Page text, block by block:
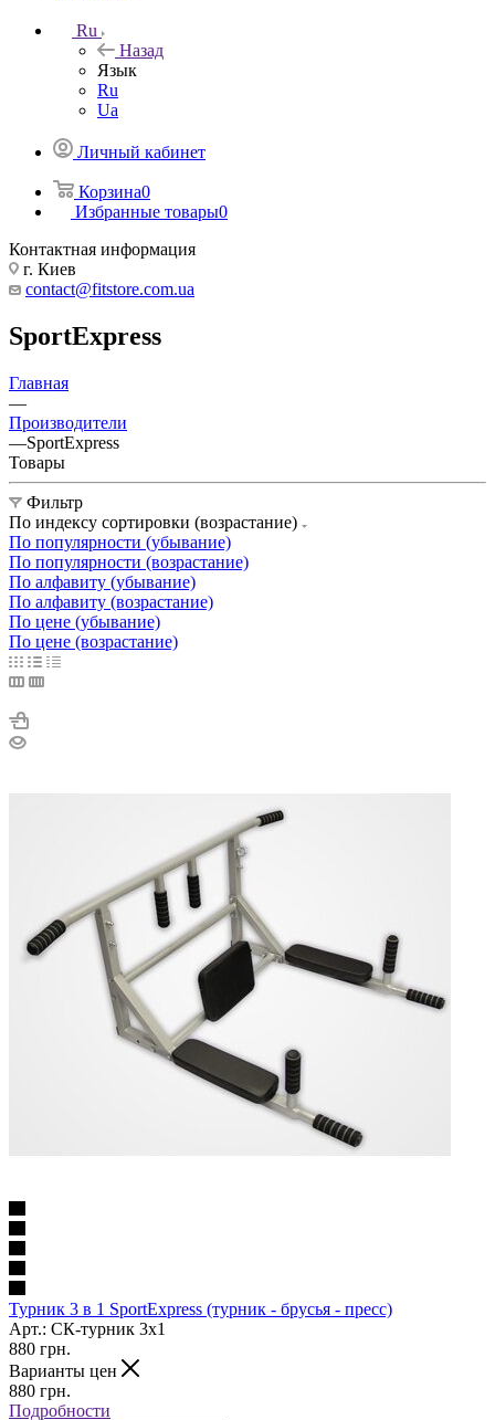
Ru
Назад
Язык
Ru
Ua
Личный кабинет
Корзина0
Избранные товары0
Контактная информация
г. Киев
contact@fitstore.com.ua
SportExpress
Главная
—
Производители
—SportExpress
Товары
Фильтр
По индексу сортировки (возрастание)
По популярности (убывание)
По популярности (возрастание)
По алфавиту (убывание)
По алфавиту (возрастание)
По цене (убывание)
По цене (возрастание)
Турник 3 в 1 SportExpress (турник - брусья - пресс)
Арт.: СК-турник 3х1
880 грн.
Варианты цен
880 грн.
Подробности